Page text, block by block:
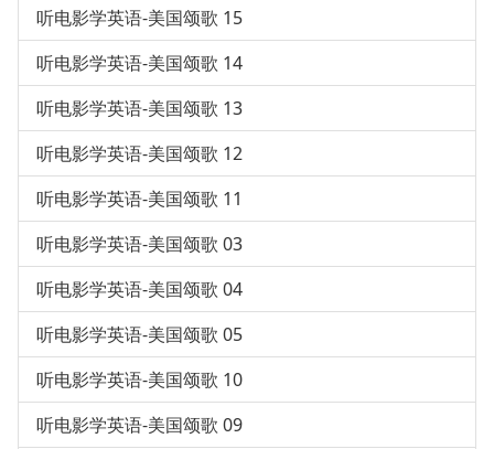
听电影学英语-美国颂歌 15
听电影学英语-美国颂歌 14
听电影学英语-美国颂歌 13
听电影学英语-美国颂歌 12
听电影学英语-美国颂歌 11
听电影学英语-美国颂歌 03
听电影学英语-美国颂歌 04
听电影学英语-美国颂歌 05
听电影学英语-美国颂歌 10
听电影学英语-美国颂歌 09